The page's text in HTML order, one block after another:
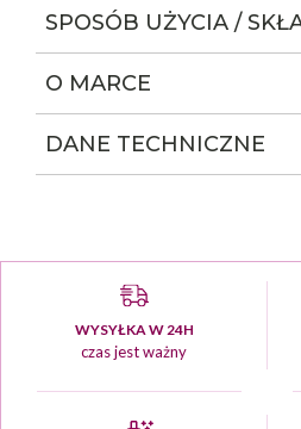
SPOSÓB UŻYCIA /
O MARCE
DANE TECHNICZNE
WYSYŁKA W 24H
czas jest ważny